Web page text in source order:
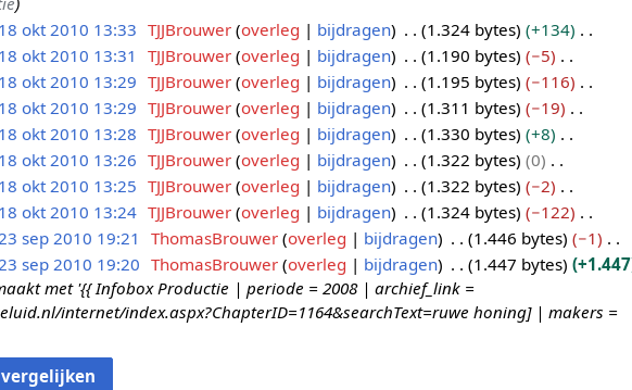
18 okt 2010 13:33 TJJBrouwer overleg bijdragen 1.324 bytes
+134
18 okt 2010 13:31 TJJBrouwer overleg bijdragen 1.190 bytes
−5
18 okt 2010 13:29 TJJBrouwer overleg bijdragen 1.195 bytes
−116
18 okt 2010 13:29 TJJBrouwer overleg bijdragen 1.311 bytes
−19
18 okt 2010 13:28 TJJBrouwer overleg bijdragen 1.330 bytes
+8
18 okt 2010 13:26 TJJBrouwer overleg bijdragen 1.322 bytes
0
18 okt 2010 13:25 TJJBrouwer overleg bijdragen 1.322 bytes
−2
18 okt 2010 13:24 TJJBrouwer overleg bijdragen 1.324 bytes
−122
sep 2010 19:21 ThomasBrouwer overleg bijdragen 1.446 bytes
−1
sep 2010 19:20 ThomasBrouwer overleg bijdragen 1.447 bytes
+1.447
met '{{ Infobox Productie | periode = 2008 | archief_link =
internet/index.aspx?ChapterID=1164&searchText=ruwe honing] | makers =